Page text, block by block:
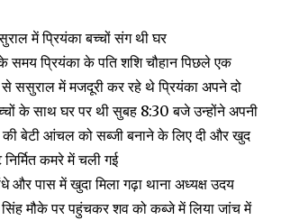
में प्रियंका बच्चों संग थी घर
समय प्रियंका के पति शशि चौहान पिछले एक
से ससुराल में मजदूरी कर रहे थे प्रियंका अपने दो
के साथ घर पर थी सुबह 8:30 बजे उन्होंने अपनी
की बेटी आंचल को सब्जी बनाने के लिए दी और खुद
कमरे में चली गई
और पास में खुदा मिला गढ़ा थाना अध्यक्ष उदय
सिंह मौके पर पहुंचकर शव को कब्जे में लिया जांच में